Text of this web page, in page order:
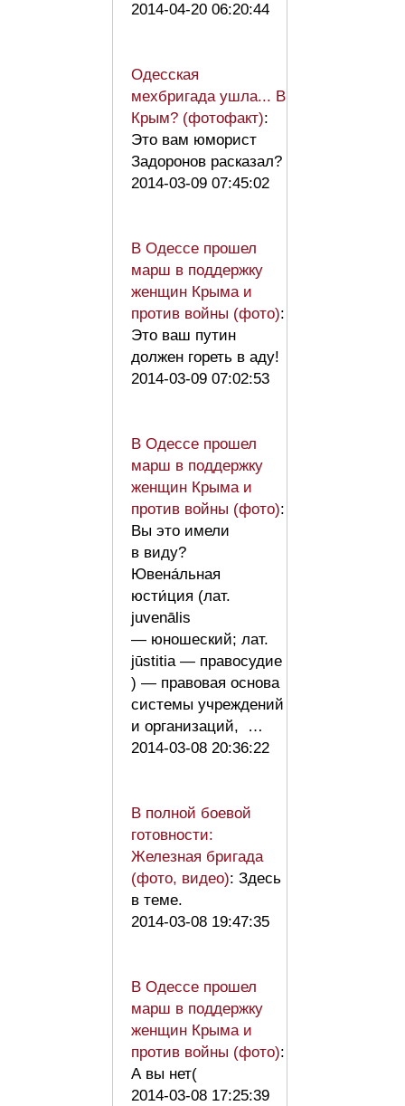
2014-04-20 06:20:44
Одесская
мехбригада ушла... В
Крым? (фотофакт):
Это вам юморист
Задоронов расказал?
2014-03-09 07:45:02
В Одессе прошел
марш в поддержку
женщин Крыма и
против войны (фото):
Это ваш путин
должен гореть в аду!
2014-03-09 07:02:53
В Одессе прошел
марш в поддержку
женщин Крыма и
против войны (фото):
Вы это имели
в виду?
Ювена́льная
юсти́ция (лат.
juvenālis
— юношеский; лат.
jūstitia — правосудие
) — правовая основа
системы учреждений
и организаций, …
2014-03-08 20:36:22
В полной боевой
готовности:
Железная бригада
(фото, видео): Здесь
в теме.
2014-03-08 19:47:35
В Одессе прошел
марш в поддержку
женщин Крыма и
против войны (фото):
А вы нет(
2014-03-08 17:25:39